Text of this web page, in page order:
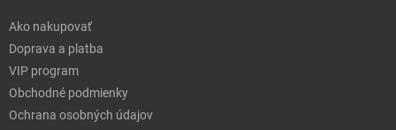
Ako nakupovať
Doprava a platba
VIP program
Obchodné podmienky
Ochrana osobných údajov